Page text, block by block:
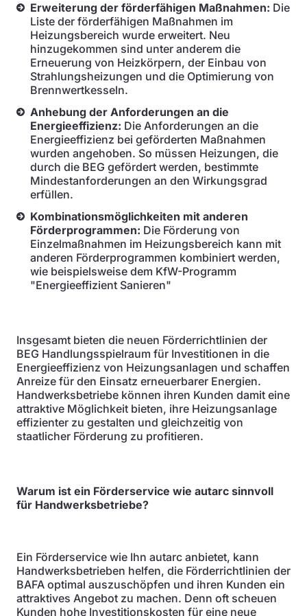
Erweiterung der förderfähigen Maßnahmen: Die
Liste der förderfähigen Maßnahmen im
Heizungsbereich wurde erweitert. Neu
hinzugekommen sind unter anderem die
Erneuerung von Heizkörpern, der Einbau von
Strahlungsheizungen und die Optimierung von
Brennwertkesseln.
Anhebung der Anforderungen an die
Energieeffizienz: Die Anforderungen an die
Energieeffizienz bei geförderten Maßnahmen
wurden angehoben. So müssen Heizungen, die
durch die BEG gefördert werden, bestimmte
Mindestanforderungen an den Wirkungsgrad
erfüllen.
Kombinationsmöglichkeiten mit anderen
Förderprogrammen: Die Förderung von
Einzelmaßnahmen im Heizungsbereich kann mit
anderen Förderprogrammen kombiniert werden,
wie beispielsweise dem KfW-Programm
"Energieeffizient Sanieren"
Insgesamt bieten die neuen Förderrichtlinien der
BEG Handlungsspielraum für Investitionen in die
Energieeffizienz von Heizungsanlagen und schaffen
Anreize für den Einsatz erneuerbarer Energien.
Handwerksbetriebe können ihren Kunden damit eine
attraktive Möglichkeit bieten, ihre Heizungsanlage
effizienter zu gestalten und gleichzeitig von
staatlicher Förderung zu profitieren.
Warum ist ein Förderservice wie autarc sinnvoll
für Handwerksbetriebe?
Ein Förderservice wie Ihn autarc anbietet, kann
Handwerksbetrieben helfen, die Förderrichtlinien der
BAFA optimal auszuschöpfen und ihren Kunden ein
attraktives Angebot zu machen. Denn oft scheuen
Kunden hohe Investitionskosten für eine neue